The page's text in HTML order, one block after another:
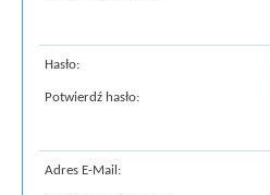
Hasło:
Potwierdź hasło:
Adres E-Mail: